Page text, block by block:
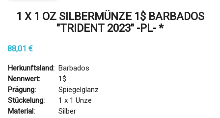
1 X 1 OZ SILBERMÜNZE 1$ BARBADOS
"TRIDENT 2023" -PL- *
88,01 €
Herkunftsland: Barbados
Nennwert:
1$
Prägung:
Spiegelglanz
Stückelung:
1 x 1 Unze
Material:
Silber